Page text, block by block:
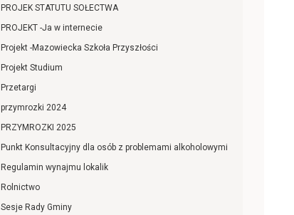
PROJEK STATUTU SOŁECTWA
PROJEKT -Ja w internecie
Projekt -Mazowiecka Szkoła Przyszłości
Projekt Studium
Przetargi
przymrozki 2024
PRZYMROZKI 2025
Punkt Konsultacyjny dla osób z problemami alkoholowymi
Regulamin wynajmu lokalik
Rolnictwo
Sesje Rady Gminy